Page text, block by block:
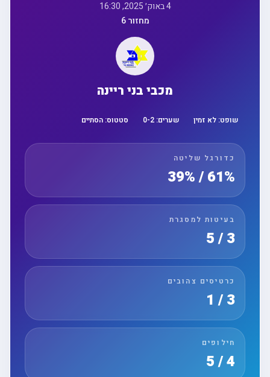
מחזור 6
מכבי בני ריינה
שופט:לא זמין שערים: 0 -2 סטטוס:הסתיים
כדורגל שליטה
61% / 39%
בעיטות למסגרת
3 / 5
כרטיסים צהובים
3 / 1
חילופים